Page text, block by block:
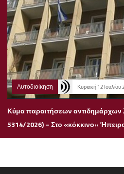
Αυτοδιοίκηση Κυριακή 12
Κύμα παραιτήσεων αντιδημάρχων
5314/2026) – Στο «κόκκινο»